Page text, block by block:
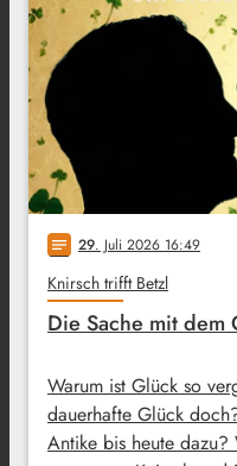
notes 29. Juli 2026 16:49
Knirsch trifft Betzl
Die Sache mit dem
Warum ist Glück so
dauerhafte Glück
Antike bis heute dazu?